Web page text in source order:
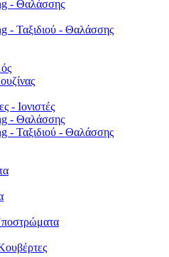
- Θαλάσσης
- Ταξιδιού - Θαλάσσης
- Ιονιστές
- Θαλάσσης
- Ταξιδιού - Θαλάσσης